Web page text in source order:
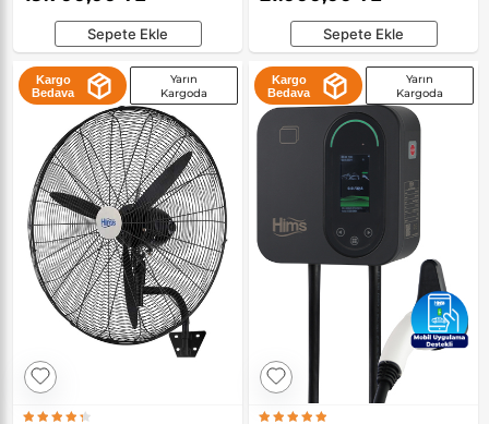
Sepete Ekle Sepete Ekle
Kargo
Bedava
Yarın
Kargoda
Kargo
Bedava
Yarın
Kargoda